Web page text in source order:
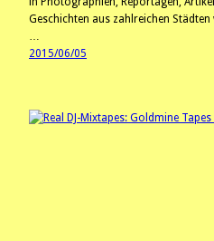
Geschichten aus zahlreichen Städten
2015/06/05